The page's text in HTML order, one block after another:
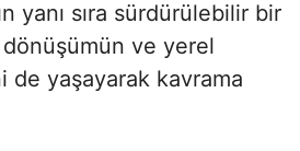
yanı sıra sürdürülebilir bir
ve yerel
de yaşayarak kavrama